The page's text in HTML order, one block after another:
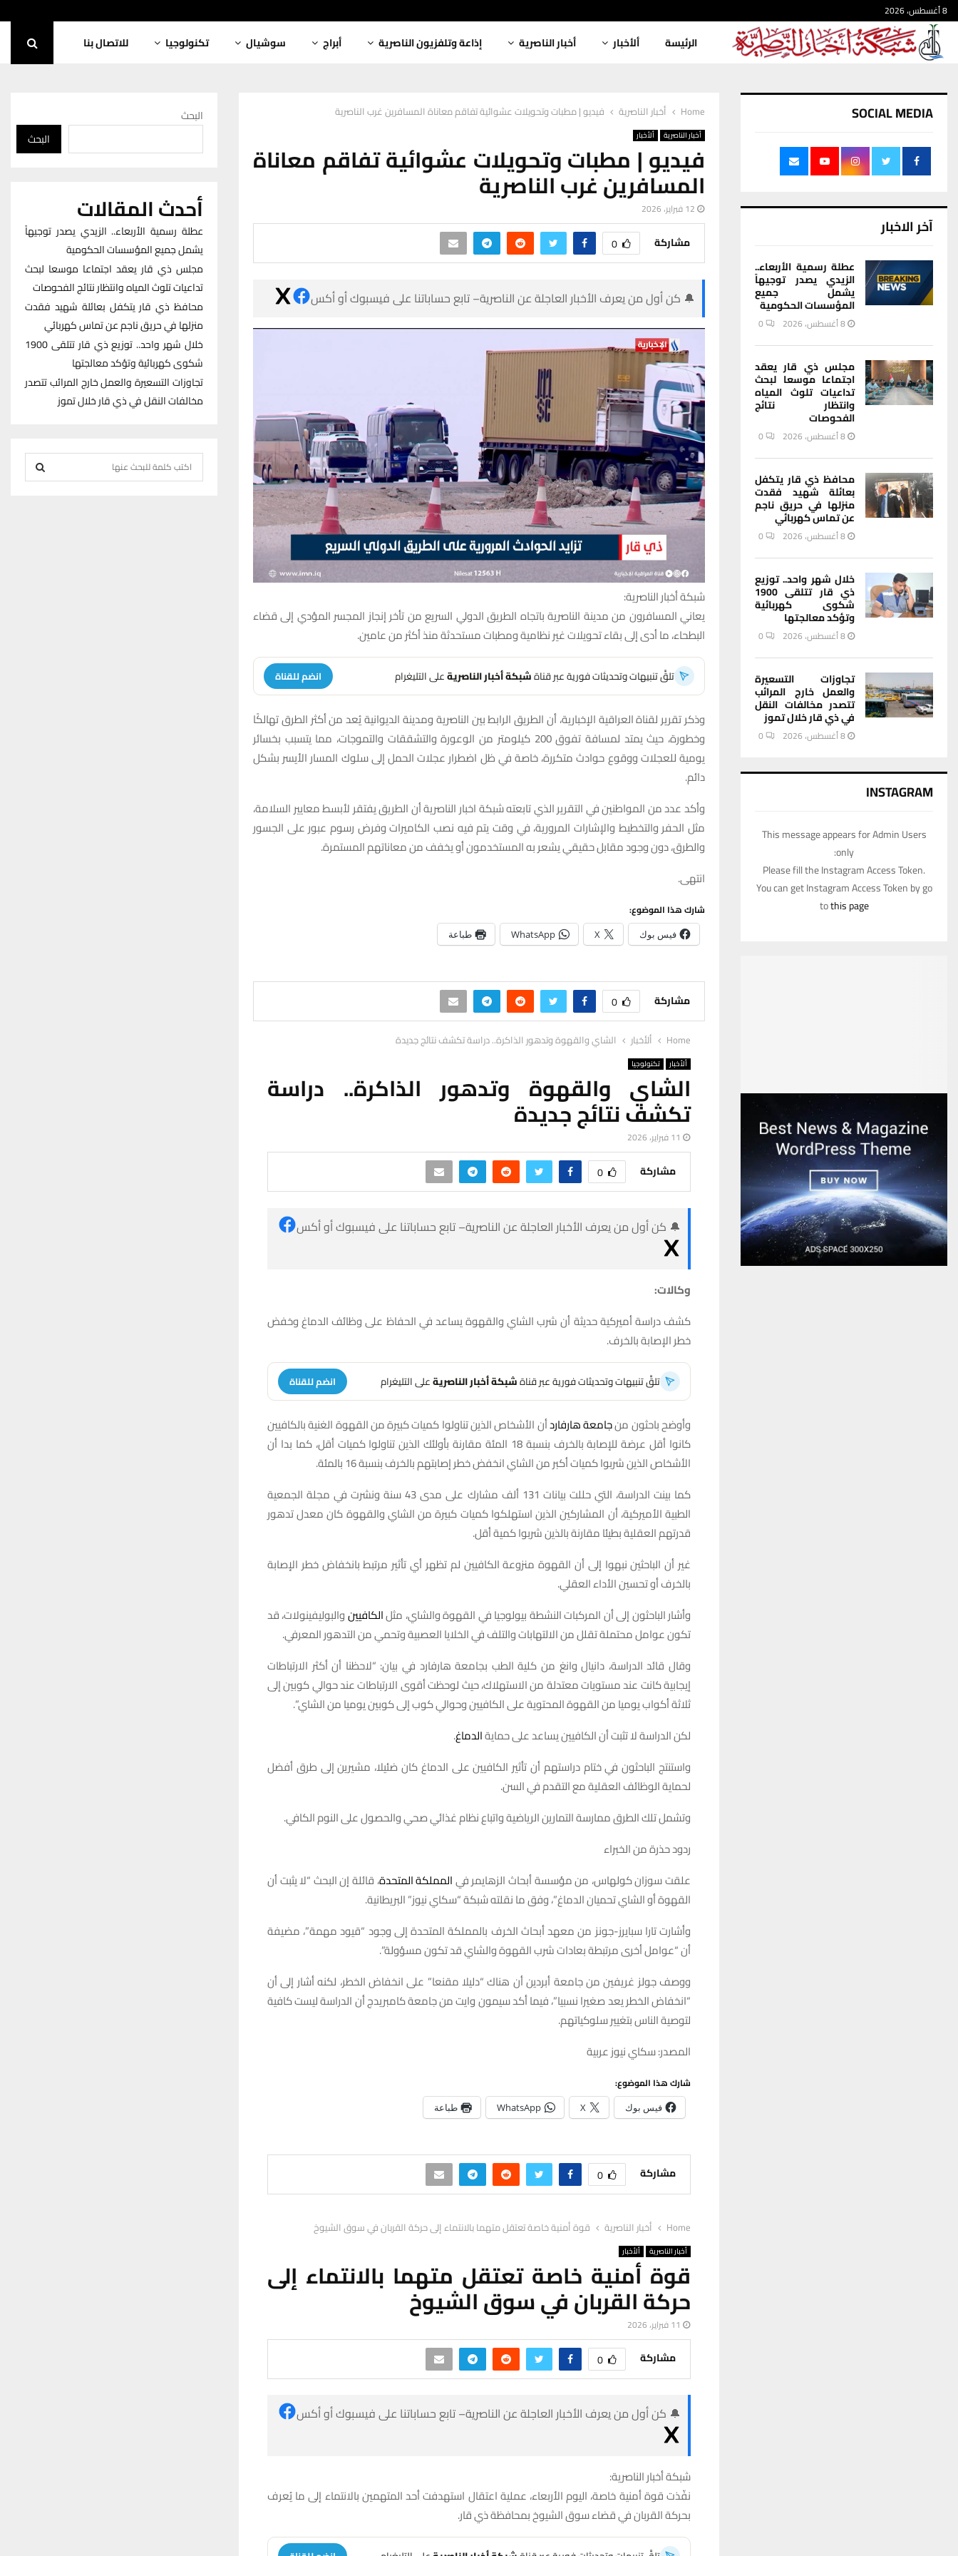
8 أغسطس، 2026
الرئيسة ألأخبار أخبار الناصرية إذاعة وتلفزيون الناصرية أبراج سوشيال تكنولوجيا للاتصال بنا
Home أخبار الناصرية فيديو | مطبات وتحويلات عشوائية تفاقم معاناة المسافرين غرب الناصرية
أخبار الناصرية ألأخبار
فيديو | مطبات وتحويلات عشوائية تفاقم معاناة
المسافرين غرب الناصرية
12 فبراير، 2026
مشاركة 0
🔔 كن أول من يعرف الأخبار العاجلة عن الناصرية– تابع حساباتنا على فيسبوك أو أكس
شبكة أخبار الناصرية:
يعاني المسافرون من مدينة الناصرية باتجاه الطريق الدولي السريع من تأخر إنجاز المجسر المؤدي إلى قضاء
البطحاء، ما أدى إلى بقاء تحويلات غير نظامية ومطبات مستحدثة منذ أكثر من عامين.
تلقَّ تنبيهات وتحديثات فورية عبر قناةشبكة أخبار الناصريةعلى التليغرام انضم للقناة
وذكر تقرير لقناة العراقية الإخبارية، أن الطريق الرابط بين الناصرية ومدينة الديوانية يُعد من أكثر الطرق تهالكًا
وخطورة، حيث يمتد لمسافة تفوق 200 كيلومتر من الوعورة والتشققات والتموجات، مما يتسبب بخسائر
يومية للعجلات ووقوع حوادث متكررة، خاصة في ظل اضطرار عجلات الحمل إلى سلوك المسار الأيسر بشكل
دائم.
وأكد عدد من المواطنين في التقرير الذي تابعته شبكة اخبار الناصرية أن الطريق يفتقر لأبسط معايير السلامة،
مثل الحفر والتخطيط والإشارات المرورية، في وقت يتم فيه نصب الكاميرات وفرض رسوم عبور على الجسور
والطرق، دون وجود مقابل حقيقي يشعر به المستخدمون أو يخفف من معاناتهم المستمرة.
انتهى.
شارك هذا الموضوع:
فيس بوك X
WhatsApp طباعة
مشاركة 0
Home ألأخبار الشاي والقهوة وتدهور الذاكرة.. دراسة تكشف نتائج جديدة
ألأخبار تكنولوجيا
الشاي والقهوة وتدهور الذاكرة.. دراسة
تكشف نتائج جديدة
11 فبراير، 2026
مشاركة 0
🔔 كن أول من يعرف الأخبار العاجلة عن الناصرية– تابع حساباتنا على فيسبوك أو أكس
وكالات:
كشف دراسة أميركية حديثة أن شرب الشاي والقهوة يساعد في الحفاظ على وظائف الدماغ وخفض
خطر الإصابة بالخرف.
تلقَّ تنبيهات وتحديثات فورية عبر قناةشبكة أخبار الناصريةعلى التليغرام انضم للقناة
وأوضح باحثون منجامعة هارفاردأن الأشخاص الذين تناولوا كميات كبيرة من القهوة الغنية بالكافيين
كانوا أقل عرضة للإصابة بالخرف بنسبة 18 المئة مقارنة بأولئك الذين تناولوا كميات أقل، كما بدا أن
الأشخاص الذين شربوا كميات أكبر من الشاي انخفض خطر إصابتهم بالخرف بنسبة 16 بالمئة.
كما بينت الدراسة، التي حللت بيانات 131 ألف مشارك على مدى 43 سنة ونشرت في مجلة الجمعية
الطبية الأميركية، أن المشاركين الذين استهلكوا كميات كبيرة من الشاي والقهوة كان معدل تدهور
قدرتهم العقلية بطيئا مقارنة بالذين شربوا كمية أقل.
غير أن الباحثين نبهوا إلى أن القهوة منزوعة الكافيين لم تظهر أي تأثير مرتبط بانخفاض خطر الإصابة
بالخرف أو تحسين الأداء العقلي.
وأشار الباحثون إلى أن المركبات النشطة بيولوجيا في القهوة والشاي، مثلالكافيينوالبوليفينولات، قد
تكون عوامل محتملة تقلل من الالتهابات والتلف في الخلايا العصبية وتحمي من التدهور المعرفي.
وقال قائد الدراسة، دانيال وانغ من كلية الطب بجامعة هارفارد في بيان: “لاحظنا أن أكثر الارتباطات
إيجابية كانت عند مستويات معتدلة من الاستهلاك، حيث لوحظت أقوى الارتباطات عند حوالي كوبين إلى
ثلاثة أكواب يوميا من القهوة المحتوية على الكافيين وحوالي كوب إلى كوبين يوميا من الشاي”.
لكن الدراسة لا تثبت أن الكافيين يساعد على حمايةالدماغ.
واستنتج الباحثون في ختام دراستهم أن تأثير الكافيين على الدماغ كان ضئيلا، مشيرين إلى طرق أفضل
لحماية الوظائف العقلية مع التقدم في السن.
وتشمل تلك الطرق ممارسة التمارين الرياضية واتباع نظام غذائي صحي والحصول على النوم الكافي.
ردود حذرة من الخبراء
علقت سوزان كولهاس، من مؤسسة أبحاث الزهايمر فيالمملكة المتحدة، قائلة إن البحث “لا يثبت أن
القهوة أو الشاي تحميان الدماغ”، وفق ما نقلته شبكة “سكاي نيوز” البريطانية.
وأشارت تارا سبايرز-جونز من معهد أبحاث الخرف بالمملكة المتحدة إلى وجود “قيود مهمة”، مضيفة
أن “عوامل أخرى مرتبطة بعادات شرب القهوة والشاي قد تكون مسؤولة”.
ووصف جولز غريفين من جامعة أبردين أن هناك “دليلا مقنعا” على انخفاض الخطر، لكنه أشار إلى أن
“انخفاض الخطر يعد صغيرا نسبيا”، فيما أكد سيمون وايت من جامعة كامبريدج أن الدراسة ليست كافية
لتوصية الناس بتغيير سلوكياتهم.
المصدر: سكاي نيوز عربية
شارك هذا الموضوع:
فيس بوك X
WhatsApp طباعة
مشاركة 0
Home أخبار الناصرية قوة أمنية خاصة تعتقل متهما بالانتماء إلى حركة القربان في سوق الشيوخ
أخبار الناصرية ألأخبار
قوة أمنية خاصة تعتقل متهما بالانتماء إلى
حركة القربان في سوق الشيوخ
11 فبراير، 2026
مشاركة 0
🔔 كن أول من يعرف الأخبار العاجلة عن الناصرية– تابع حساباتنا على فيسبوك أو أكس
شبكة أخبار الناصرية:
نفّذت قوة أمنية خاصة، اليوم الأربعاء، عملية اعتقال استهدفت أحد المتهمين بالانتماء إلى ما يُعرف
بحركة القربان في قضاء سوق الشيوخ بمحافظة ذي قار.
SOCIAL MEDIA
آخر الاخبار
عطلة رسمية الأربعاء..
الزيدي يصدر توجيهاً
يشمل جميع
المؤسسات الحكومية
8 أغسطس، 2026 0
مجلس ذي قار يعقد
اجتماعا موسعا لبحث
تداعيات تلوث المياه
وانتظار نتائج
الفحوصات
8 أغسطس، 2026 0
محافظ ذي قار يتكفل
بعائلة شهيد فقدت
منزلها في حريق ناجم
عن تماس كهربائي
8 أغسطس، 2026 0
خلال شهر واحد.. توزيع
ذي قار تتلقى 1900
شكوى كهربائية
وتؤكد معالجتها
8 أغسطس، 2026 0
تجاوزات التسعيرة
والعمل خارج المرائب
تتصدر مخالفات النقل
في ذي قار خلال تموز
8 أغسطس، 2026 0
INSTAGRAM
This message appears for Admin Users
only:
Please fill the Instagram Access Token.
You can get Instagram Access Token by go
tothis page
البحث
البحث
أحدث المقالات
عطلة رسمية الأربعاء.. الزيدي يصدر توجيهاً
يشمل جميع المؤسسات الحكومية
مجلس ذي قار يعقد اجتماعا موسعا لبحث
تداعيات تلوث المياه وانتظار نتائج الفحوصات
محافظ ذي قار يتكفل بعائلة شهيد فقدت
منزلها في حريق ناجم عن تماس كهربائي
خلال شهر واحد.. توزيع ذي قار تتلقى 1900
شكوى كهربائية وتؤكد معالجتها
تجاوزات التسعيرة والعمل خارج المرائب تتصدر
مخالفات النقل في ذي قار خلال تموز
e